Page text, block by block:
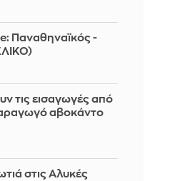
Παναθηναϊκός -
τις εισαγωγές από
αβοκάντο
στις Αλυκές